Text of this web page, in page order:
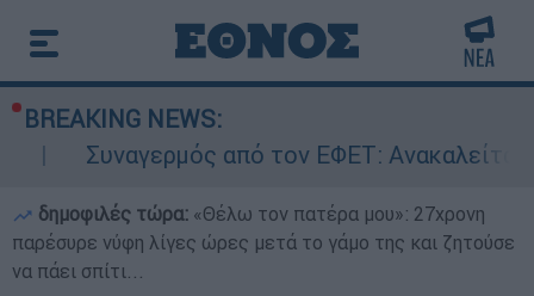
BREAKING NEWS:
Συναγερμός από τον ΕΦΕΤ: Ανακαλείται
δημοφιλές τώρα: «Θέλω τον πατέρα μου»: 27χρονη
παρέσυρε νύφη λίγες ώρες μετά το γάμο της και ζητούσε
να πάει σπίτι...